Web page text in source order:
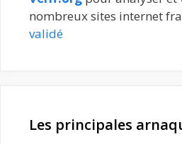
nombreux sites internet
validé
Les principales